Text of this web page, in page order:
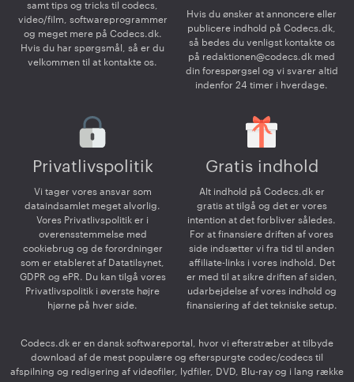
samt tips og tricks til codecs,
video/film, softwareprogrammer
og meget mere på Codecs.dk.
Hvis du har spørgsmål, så er du
velkommen til at kontakte os.
Hvis du ønsker at annoncere eller
publicere indhold på Codecs.dk,
så bedes du venligst kontakte os
på redaktionen@codecs.dk med
din forespørgsel og vi svarer altid
indenfor 24 timer i hverdage.
Privatlivspolitik
Vi tager vores ansvar som
dataindsamlet meget alvorlig.
Vores Privatlivspolitik er i
overensstemmelse med
cookiebrug og de forordninger
som er etableret af Datatilsynet,
GDPR og ePR. Du kan tilgå vores
Privatlivspolitik i øverste højre
hjørne på hver side.
Gratis indhold
Alt indhold på Codecs.dk er
gratis at tilgå og det er vores
intention at det forbliver således.
For at finansiere driften af vores
side indsætter vi fra tid til anden
affiliate-links i vores indhold. Det
er med til at sikre driften af siden,
udarbejdelse af vores indhold og
finansiering af det tekniske setup.
Codecs.dk er en dansk softwareportal, hvor vi efterstræber at tilbyde
download af de mest populære og efterspurgte codec/codecs til
afspilning og redigering af videofiler, lydfiler, DVD, Blu-ray og i lang række